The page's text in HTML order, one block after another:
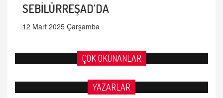
SEBİLÜRREŞAD'DA
12 Mart 2025 Çarşamba
ÇOK OKUNANLAR
YAZARLAR